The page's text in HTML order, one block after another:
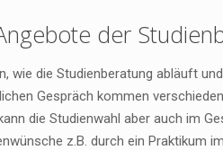
der
wie die Studienberatung abläuft
Gespräch kommen
die Studienwahl aber auch im
z.B. durch ein Praktikum